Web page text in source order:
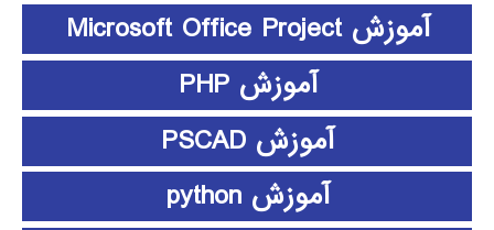
آموزش Microsoft Office Project
آموزش PHP
آموزش PSCAD
آموزش python